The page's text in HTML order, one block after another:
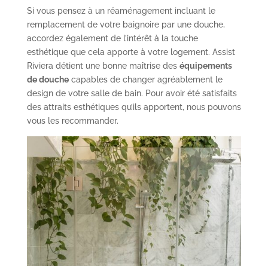
Si vous pensez à un réaménagement incluant le
remplacement de votre baignoire par une douche,
accordez également de l’intérêt à la touche
esthétique que cela apporte à votre logement. Assist
Riviera détient une bonne maîtrise des équipements
de douchecapables de changer agréablement le
design de votre salle de bain. Pour avoir été satisfaits
des attraits esthétiques qu’ils apportent, nous pouvons
vous les recommander.